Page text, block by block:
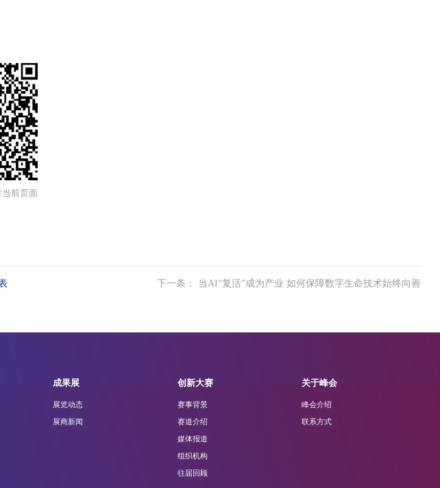
前页面
下一条： 当AI“复活”成为产业 如何保障数字生命技术始终向善
成果展
展览动态
展商新闻
创新大赛
赛事背景
赛道介绍
媒体报道
组织机构
往届回顾
关于峰会
峰会介绍
联系方式